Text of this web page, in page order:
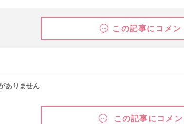
この記事にコメン
ありません
この記事にコメ